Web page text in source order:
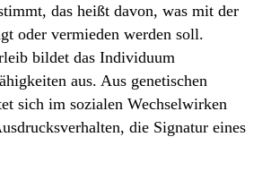
das heißt davon, was mit der
oder vermieden werden soll.
bildet das Individuum
aus. Aus genetischen
sich im sozialen Wechselwirken
die Signatur eines